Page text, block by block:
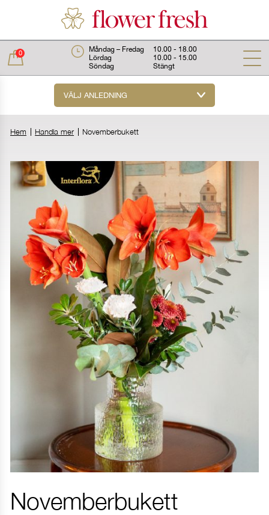
0 Måndag – Fredag
10.00 - 18.00
Lördag
10.00 - 15.00
Söndag
Stängt
VÄLJ ANLEDNING
0 kr
Hem Handla mer Novemberbukett
Novemberbukett